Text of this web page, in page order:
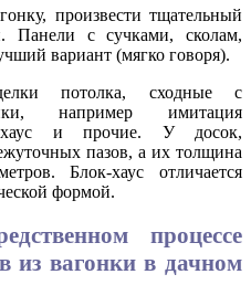
произвести тщательный
Панели с сучками, сколам,
вариант (мягко говоря).
потолка, сходные с
например имитация
хаус и прочие. У досок,
пазов, а их толщина
Блок-хаус отличается
формой.
процессе
из вагонки в дачном